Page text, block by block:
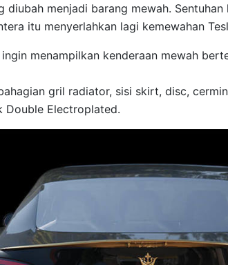
diubah menjadi barang mewah. Sentuhan
itu menyerlahkan lagi kemewahan
ingin menampilkan kenderaan mewah
gril radiator, sisi skirt, disc,
Double Electroplated.